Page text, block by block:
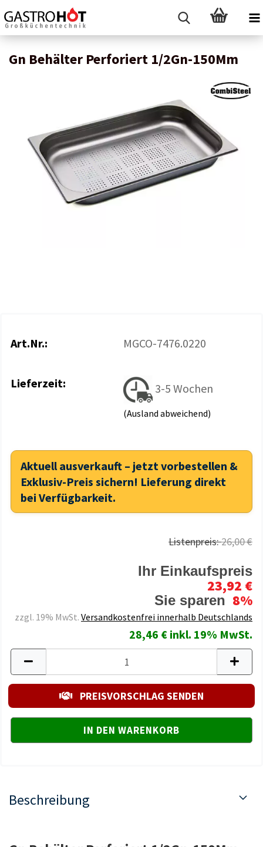
Gn Behälter Perforiert 1/2Gn-150Mm
Art.Nr.: MGCO-7476.0220
Lieferzeit: 3-5 Wochen
(Ausland abweichend)
Aktuell ausverkauft – jetzt vorbestellen &
Exklusiv-Preis sichern! Lieferung direkt
bei Verfügbarkeit.
Listenpreis:26,00 €
Ihr Einkaufspreis
23,92 €
Sie sparen 8%
zzgl. 19% MwSt. Versandkostenfrei innerhalb Deutschlands
28,46 € inkl. 19% MwSt.
PREISVORSCHLAG SENDEN
Beschreibung